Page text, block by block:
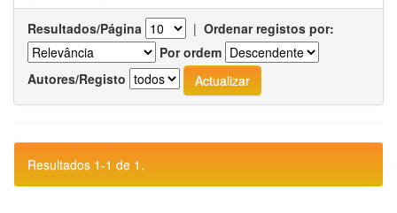
Resultados/Página | Ordenar registos por:
Por ordem
Autores/Registo
Resultados 1-1 de 1.